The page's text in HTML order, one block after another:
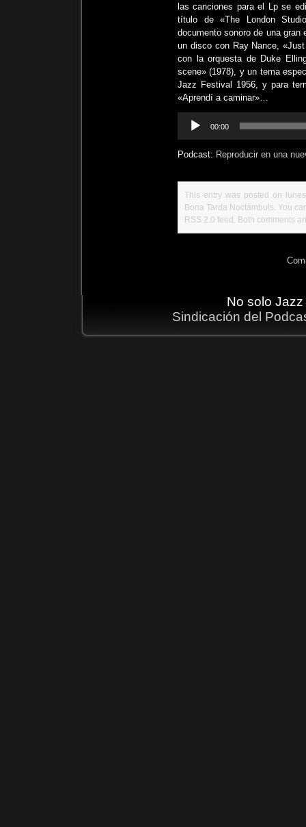
las canciones para el Lp se
título de «The London
documento sonoro de una
un disco con Ray Nance,
con la orquesta de Duke
scene» (1978), y un tema
Jazz Festival 1956, y para
«Aprendí a caminar»…
Reproductor
00:00
Podcast: Reproducir en una
This entry was posted on
Bona Tarda Noctámbuls. You
RSS 2.0 feed. Both comments
No solo
Sindicación del